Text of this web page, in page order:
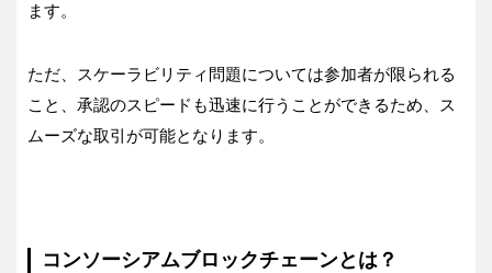
ます。
ただ、スケーラビリティ問題については参加者が限られる
こと、承認のスピードも迅速に行うことができるため、ス
ムーズな取引が可能となります。
コンソーシアムブロックチェーンとは？